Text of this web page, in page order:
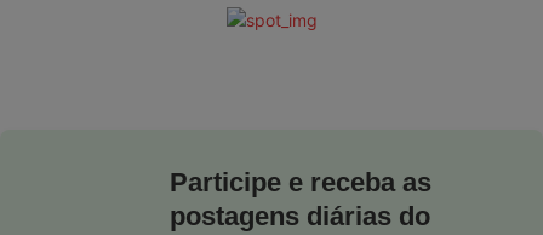
Participe e receba as
postagens diárias do